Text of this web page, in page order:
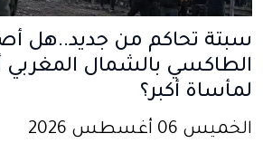
سبتة تحاكم من جديد..هل
الطاكسي بالشمال المغربي
لمأساة أكبر؟
الخميس 06 أغسطس 2026